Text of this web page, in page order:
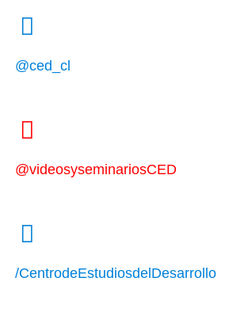
@ced_cl
@videosyseminariosCED
/CentrodeEstudiosdelDesarrollo